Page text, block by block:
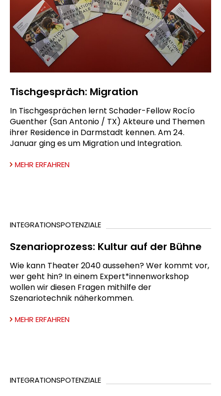
Tischgespräch: Migration
In Tischgesprächen lernt Schader-Fellow Rocío
Guenther (San Antonio / TX) Akteure und Themen
ihrer Residence in Darmstadt kennen. Am 24.
Januar ging es um Migration und Integration.
MEHR ERFAHREN
INTEGRATIONSPOTENZIALE
Szenarioprozess: Kultur auf der Bühne
Wie kann Theater 2040 aussehen? Wer kommt vor,
wer geht hin? In einem Expert*innenworkshop
wollen wir diesen Fragen mithilfe der
Szenariotechnik näherkommen.
MEHR ERFAHREN
INTEGRATIONSPOTENZIALE